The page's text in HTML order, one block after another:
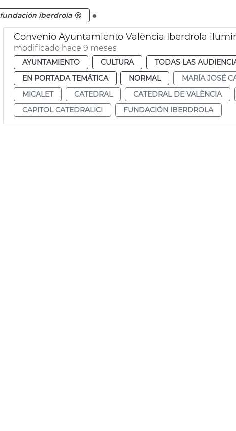
fundación iberdrola .
Convenio Ayuntamiento València Iberdrola
modificado hace 9 meses
AYUNTAMIENTO CULTURA TODAS LAS
EN PORTADA TEMÁTICA
NORMAL MARÍA JOSÉ
MICALET
CATEDRAL CATEDRAL DE VALÈNCIA
CAPITOL CATEDRALICI
FUNDACIÓN IBERDROLA